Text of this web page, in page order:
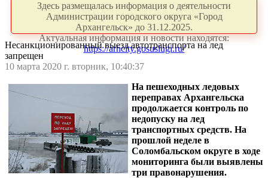
Здесь размещалась информация о деятельности
Администрации городского округа «Город
Архангельск» до 31.12.2025.
Актуальная информация и новости находятся:
https://arhcity.gosuslugi.ru/
Несанкционированный выезд автотранспорта на лед
запрещен
10 марта 2020 г. вторник, 10:40:37
На пешеходных ледовых
переправах Архангельска
продолжается контроль по
недопуску на лед
транспортных средств. На
прошлой неделе в
Соломбальском округе в ходе
мониторинга были выявлены
три правонарушения.